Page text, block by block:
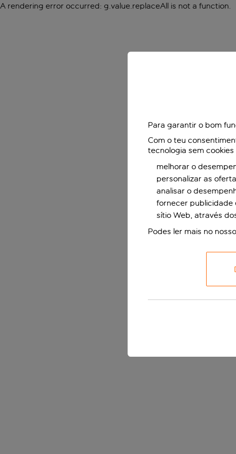
A rendering error occurred: g.value.replaceAll is not a function.
Para garantir o bom
Com o teu
tecnologia sem cookies
melhorar o
personalizar as
analisar o
fornecer publicidade
sítio Web, através
Podes ler mais no nosso